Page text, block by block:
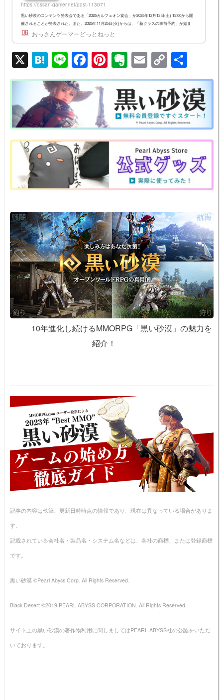
https://ossan-gamer.net/post-113071
黒い砂漠のコンテンツ発表会である「2025カルフェオン宴会」が2025年12月13日(土) 15:00から開
催されることが発表された。また、2025年11月25日(火)からは、「新クラスの事前予約」が始ま
る。新クラスと思しき大剣持ちの女性の姿今回の発表では大剣を持った女性クラスがフィーチャー
の姿ではわからなかったかもしれないな。大丈夫だ。実を言うと...
おっさんゲーマーどっとねっと
X H
at
e
n
a
Li
n
e
F
a
c
b
o
o
k
Pi
nt
er
e
st
E
v
er
n
ot
e
E
m
ail
C
o
p
y
Li
n
k
有
10年進化し続けるMMORPG「黒い砂漠」の魅力を
紹介！
記事の内容は執筆、更新日時時点の情報であり、現在は異なっている場合がありま
す。
記載されている会社名・製品名・システム名などは、各社の商標、または登録商標
です。
黒い砂漠 ©Pearl Abyss Corp. All Rights Reserved.
Black Desert ©2019 PEARL ABYSS CORPORATION. All Rights Reserved.
サイト上の黒い砂漠の著作物利用に関しましてはPEARL ABYSS社の公認をいただ
いております。